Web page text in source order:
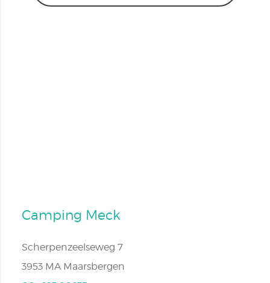
Camping Meck
Scherpenzeelseweg 7
3953 MA Maarsbergen